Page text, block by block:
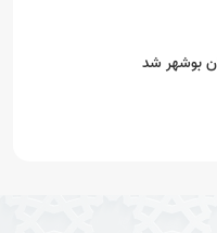
بوشهر شد